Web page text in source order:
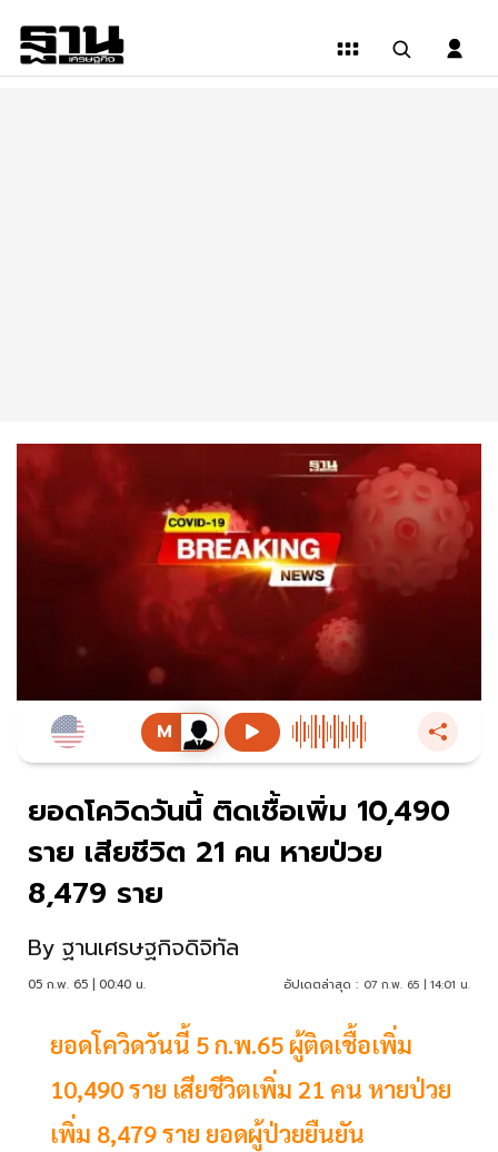
ยอดโควิดวันนี้ ติดเชื้อเพิ่ม 10,490
ราย เสียชีวิต 21 คน หายป่วย
8,479 ราย
By ฐานเศรษฐกิจดิจิทัล
05 ก.พ. 65 | 00:40 น. อัปเดตล่าสุด : 07 ก.พ. 65 | 14:01 น.
ยอดโควิดวันนี้ 5 ก.พ.65 ผู้ติดเชื้อเพิ่ม
10,490 ราย เสียชีวิตเพิ่ม 21 คน หายป่วย
เพิ่ม 8,479 ราย ยอดผู้ป่วยยืนยัน